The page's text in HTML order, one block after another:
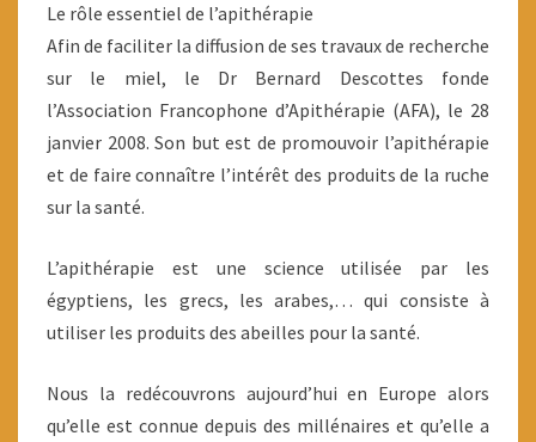
Le rôle essentiel de l’apithérapie
Afin de faciliter la diffusion de ses travaux de recherche
sur le miel, le Dr Bernard Descottes fonde
l’Association Francophone d’Apithérapie (AFA), le 28
janvier 2008. Son but est de promouvoir l’apithérapie
et de faire connaître l’intérêt des produits de la ruche
sur la santé.
L’apithérapie est une science utilisée par les
égyptiens, les grecs, les arabes,… qui consiste à
utiliser les produits des abeilles pour la santé.
Nous la redécouvrons aujourd’hui en Europe alors
qu’elle est connue depuis des millénaires et qu’elle a